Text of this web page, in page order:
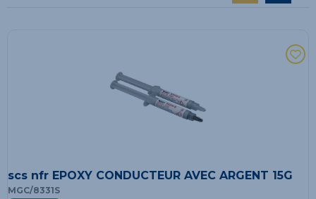
scs nfr EPOXY CONDUCTEUR AVEC ARGENT 15G
MGC/8331S